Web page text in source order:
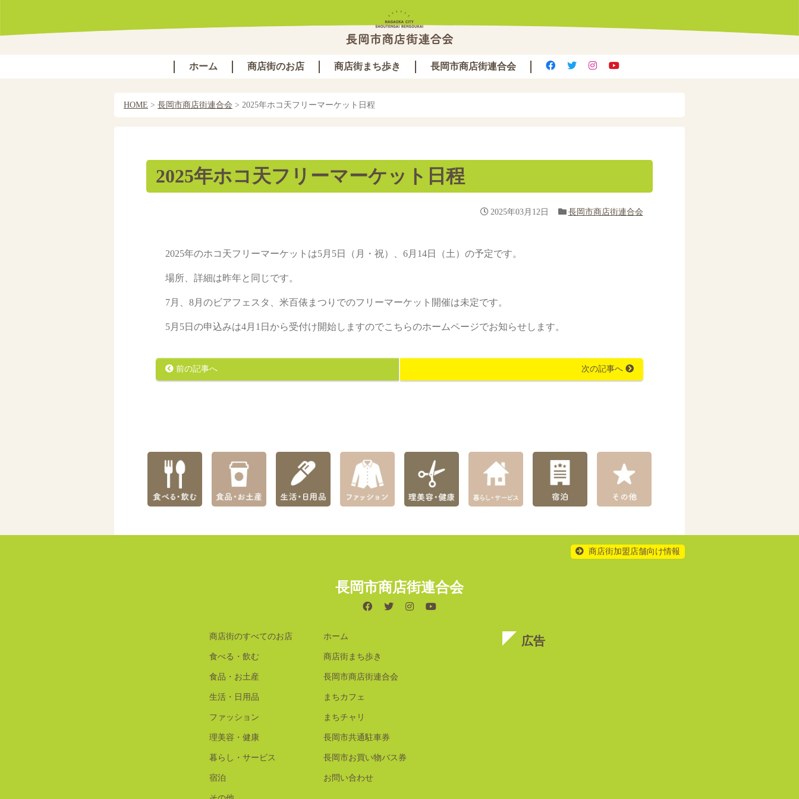
ホーム 商店街のお店 商店街まち歩き 長岡市商店街連合会
HOME > 長岡市商店街連合会 > 2025年ホコ天フリーマーケット日程
2025年ホコ天フリーマーケット日程
2025年03月12日 長岡市商店街連合会
2025年のホコ天フリーマーケットは5月5日（月・祝）、6月14日（土）の予定です。
場所、詳細は昨年と同じです。
7月、8月のビアフェスタ、米百俵まつりでのフリーマーケット開催は未定です。
5月5日の申込みは4月1日から受付け開始しますのでこちらのホームページでお知らせします。
前の記事へ 次の記事へ
商店街加盟店舗向け情報
長岡市商店街連合会
商店街のすべてのお店
食べる・飲む
食品・お土産
生活・日用品
ファッション
理美容・健康
暮らし・サービス
宿泊
ホーム
商店街まち歩き
長岡市商店街連合会
まちカフェ
まちチャリ
長岡市共通駐車券
長岡市お買い物バス券
お問い合わせ
広告